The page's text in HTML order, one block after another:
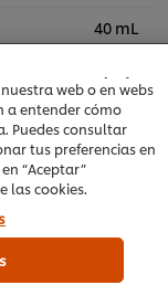
40 mL
carrito de la compra
sociales (en
web o en webs
a entender cómo
Puedes consultar
tus preferencias en
“Aceptar”
las cookies.